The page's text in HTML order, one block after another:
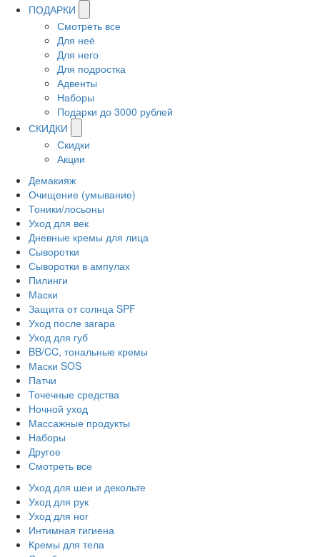
ПОДАРКИ
Смотреть все
Для неё
Для него
Для подростка
Адвенты
Наборы
Подарки до 3000 рублей
СКИДКИ
Скидки
Акции
Демакияж
Очищение (умывание)
Тоники/лосьоны
Уход для век
Дневные кремы для лица
Сыворотки
Сыворотки в ампулах
Пилинги
Маски
Защита от солнца SPF
Уход после загара
Уход для губ
BB/CC, тональные кремы
Маски SOS
Патчи
Точечные средства
Ночной уход
Массажные продукты
Наборы
Другое
Смотреть все
Уход для шеи и декольте
Уход для рук
Уход для ног
Интимная гигиена
Кремы для тела